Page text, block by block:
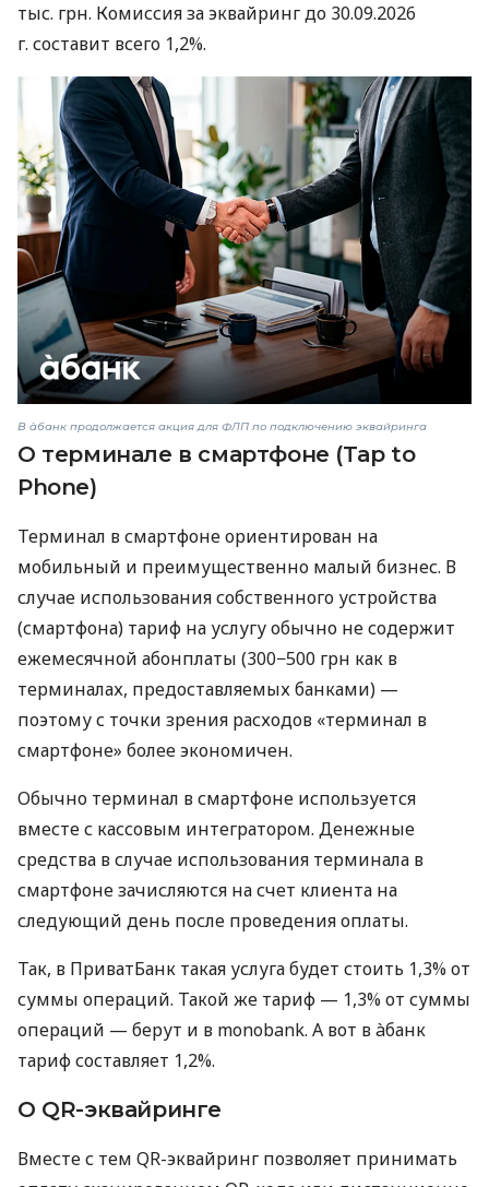
тыс. грн. Комиссия за эквайринг до 30.09.2026
г. составит всего 1,2%.
В àбанк продолжается акция для ФЛП по подключению эквайринга
О терминале в смартфоне (Tap to
Phone)
Терминал в смартфоне ориентирован на
мобильный и преимущественно малый бизнес. В
случае использования собственного устройства
(смартфона) тариф на услугу обычно не содержит
ежемесячной абонплаты (300−500 грн как в
терминалах, предоставляемых банками) —
поэтому с точки зрения расходов «терминал в
смартфоне» более экономичен.
Обычно терминал в смартфоне используется
вместе с кассовым интегратором. Денежные
средства в случае использования терминала в
смартфоне зачисляются на счет клиента на
следующий день после проведения оплаты.
Так, в ПриватБанк такая услуга будет стоить 1,3% от
суммы операций. Такой же тариф — 1,3% от суммы
операций — берут и в monobank. А вот в àбанк
тариф составляет 1,2%.
О QR-эквайринге
Вместе с тем QR-эквайринг позволяет принимать